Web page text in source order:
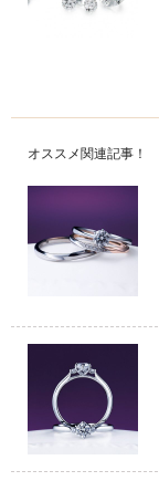
オススメ関連記事！